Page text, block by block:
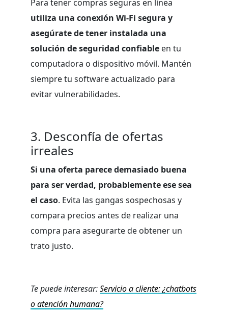
Para tener compras seguras en línea
utiliza una conexión Wi-Fi segura y
asegúrate de tener instalada una
solución de seguridad confiable en tu
computadora o dispositivo móvil. Mantén
siempre tu software actualizado para
evitar vulnerabilidades.
3. Desconfía de ofertas
irreales
Si una oferta parece demasiado buena
para ser verdad, probablemente ese sea
el caso. Evita las gangas sospechosas y
compara precios antes de realizar una
compra para asegurarte de obtener un
trato justo.
Te puede interesar:Servicio a cliente: ¿chatbots
o atención humana?